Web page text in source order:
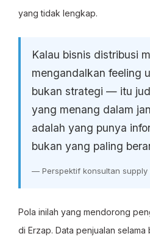
yang tidak lengkap.
Kalau bisnis distribusi
mengandalkan feeling
bukan strategi — itu
yang menang dalam
adalah yang punya
bukan yang paling
— Perspektif konsultan supply
Pola inilah yang mendorong
di Erzap. Data penjualan